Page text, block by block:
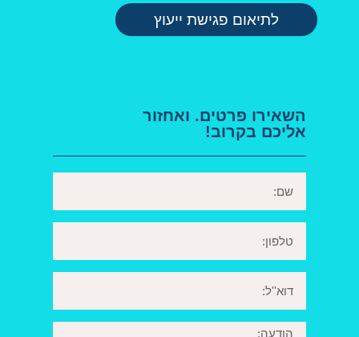
לתיאום פגישת ייעוץ
השאירו פרטים. ואחזור
אליכם בקרוב!